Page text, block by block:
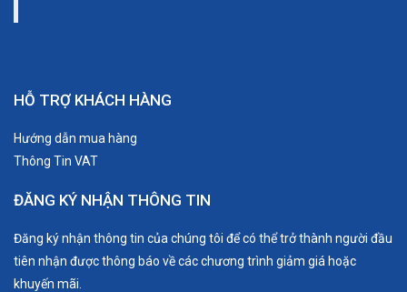
HỖ TRỢ KHÁCH HÀNG
Hướng dẫn mua hàng
Thông Tin VAT
ĐĂNG KÝ NHẬN THÔNG TIN
Đăng ký nhận thông tin của chúng tôi để có thể trở thành người đầu
tiên nhận được thông báo về các chương trình giảm giá hoặc
khuyến mãi.